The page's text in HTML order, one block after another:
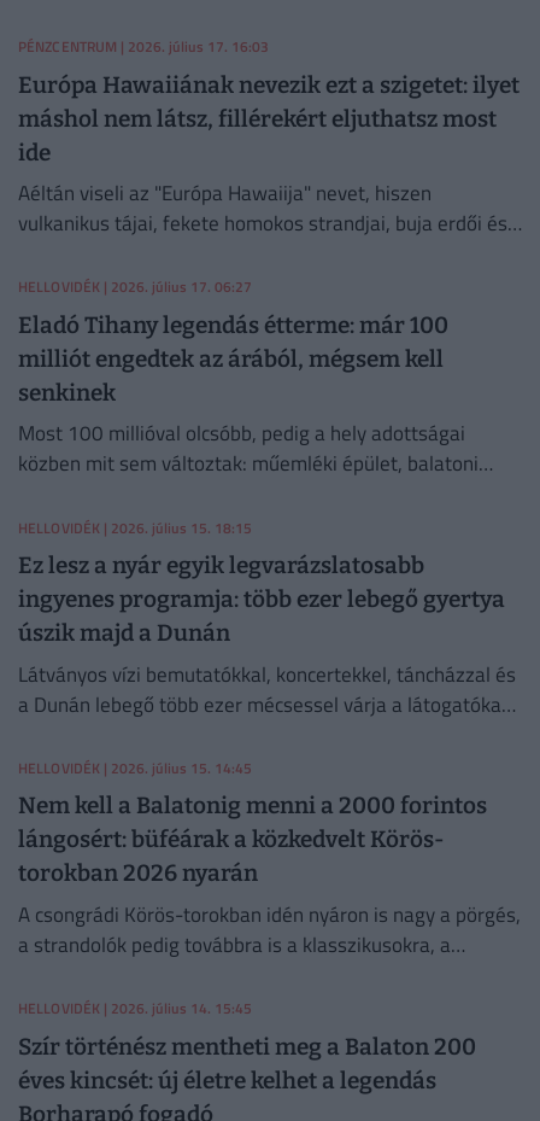
PÉNZCENTRUM | 2026. július 17. 16:03
Európa Hawaiiának nevezik ezt a szigetet: ilyet
máshol nem látsz, fillérekért eljuthatsz most
ide
Aéltán viseli az "Európa Hawaiija" nevet, hiszen
vulkanikus tájai, fekete homokos strandjai, buja erdői és
szárazföldi Portugália mediterrán vidékei.
HELLOVIDÉK | 2026. július 17. 06:27
Eladó Tihany legendás étterme: már 100
milliót engedtek az árából, mégsem kell
senkinek
Most 100 millióval olcsóbb, pedig a hely adottságai
közben mit sem változtak: műemléki épület, balatoni
HELLOVIDÉK | 2026. július 15. 18:15
Ez lesz a nyár egyik legvarázslatosabb
ingyenes programja: több ezer lebegő gyertya
úszik majd a Dunán
Látványos vízi bemutatókkal, koncertekkel, táncházzal és
a Dunán lebegő több ezer mécsessel várja a látogatókat
HELLOVIDÉK | 2026. július 15. 14:45
Nem kell a Balatonig menni a 2000 forintos
lángosért: büféárak a közkedvelt Körös-
torokban 2026 nyarán
A csongrádi Körös-torokban idén nyáron is nagy a pörgés,
a strandolók pedig továbbra is a klasszikusokra, a
kedvenc is: a halgyros.
HELLOVIDÉK | 2026. július 14. 15:45
Szír történész mentheti meg a Balaton 200
éves kincsét: új életre kelhet a legendás
Borharapó fogadó